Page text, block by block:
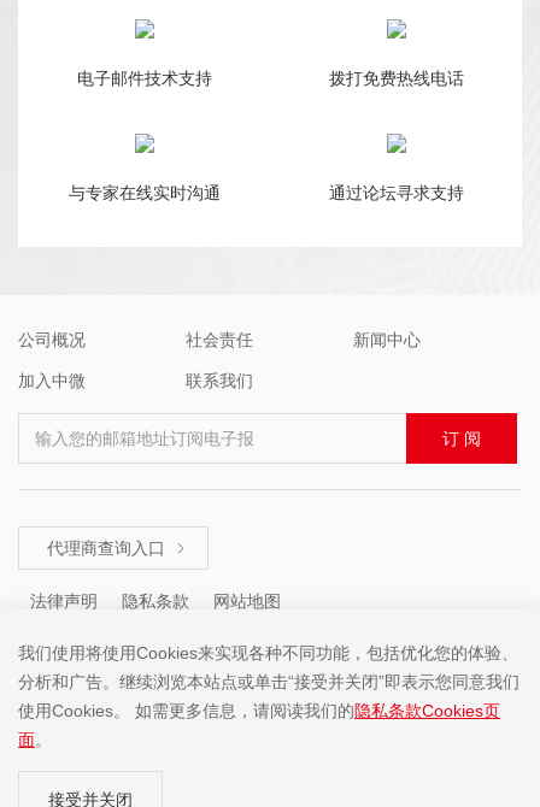
电子邮件技术支持 拨打免费热线电话
与专家在线实时沟通 通过论坛寻求支持
公司概况 社会责任 新闻中心
加入中微 联系我们
输入您的邮箱地址订阅电子报 订 阅
代理商查询入口 
法律声明 隐私条款 网站地图
咨询热线 ： +86 (755) 8671 5143
我们使用将使用Cookies来实现各种不同功能，包括优化您的体验、
分析和广告。继续浏览本站点或单击“接受并关闭”即表示您同意我们
使用Cookies。 如需更多信息，请阅读我们的隐私条款Cookies页
面。
接受并关闭